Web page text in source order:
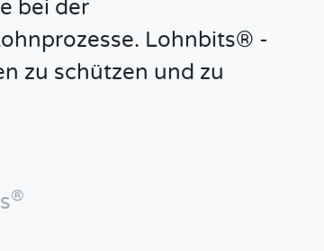
bei der
Lohnbits® -
zu schützen und zu
®